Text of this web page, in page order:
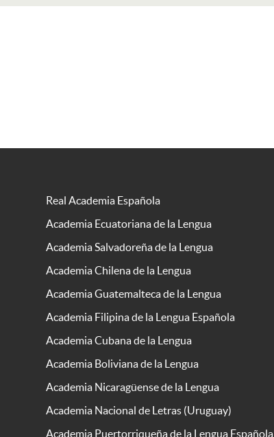
Real Academia Española
Academia Ecuatoriana de la Lengua
Academia Salvadoreña de la Lengua
Academia Chilena de la Lengua
Academia Guatemalteca de la Lengua
Academia Filipina de la Lengua Española
Academia Cubana de la Lengua
Academia Boliviana de la Lengua
Academia Nicaragüense de la Lengua
Academia Nacional de Letras (Uruguay)
Academia Puertorriqueña de la Lengua Española